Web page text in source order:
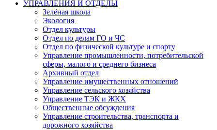
УПРАВЛЕНИЯ И ОТДЕЛЫ
Зелёная школа
Экология
Отдел культуры
Отдел по делам ГО и ЧС
Отдел по физической культуре и спорту
Управление промышленности, потребительской
сферы, малого и среднего бизнеса
Архивный отдел
Управление имущественных отношений
Управление сельского хозяйства
Управление ТЭК и ЖКХ
Общественные обсуждения
Управление строительства, транспорта и
дорожного хозяйства